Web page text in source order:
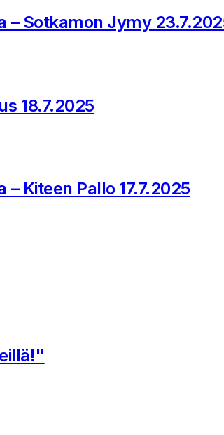
– Sotkamon Jymy
18.7.2025
Kiteen Pallo 17.7.2025